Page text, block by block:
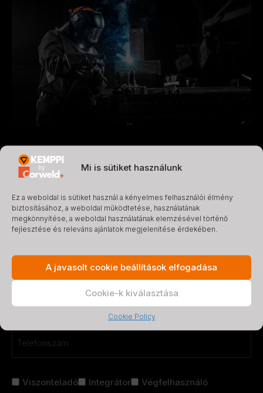
Mi is sütiket használunk
Ez a weboldal is sütiket használ a kényelmes felhasználói élmény
biztosításához, a weboldal működtetése, használatának
megkönnyítése, a weboldal használatának elemzésével történő
fejlesztése és releváns ajánlatok megjelenítése érdekében.
A javasolt cookie beállítások elfogadása
Cookie-k kiválasztása
Cookie Policy
Lépj velünk
kapcsolatba!
Töltsd ki az űrlapot, és hamarosan felvesszük veled a
kapcsolatot.
Név
Keresztnév
*
Telefon
nélkül
Viszonteladó Integrátor Végfelhasználó